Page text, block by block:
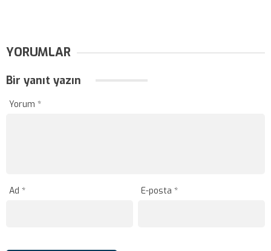
YORUMLAR
Bir yanıt yazın
Yorum *
Ad * E-posta*